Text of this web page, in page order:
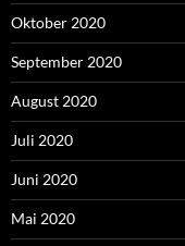
Oktober 2020
September 2020
August 2020
Juli 2020
Juni 2020
Mai 2020